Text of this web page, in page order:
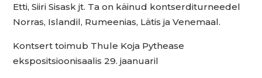
Etti, Siiri Sisask jt. Ta on käinud kontserditurneedel
Norras, Islandil, Rumeenias, Lätis ja Venemaal.
Kontsert toimub Thule Koja Pythease
ekspositsioonisaalis 29. jaanuaril